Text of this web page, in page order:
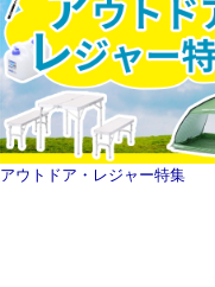
アウトドア・レジャー特集